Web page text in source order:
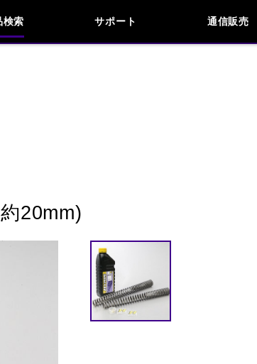
検索 サポート
お問い合わせ
よくあるご質問
通信販売
閉じる
20mm)